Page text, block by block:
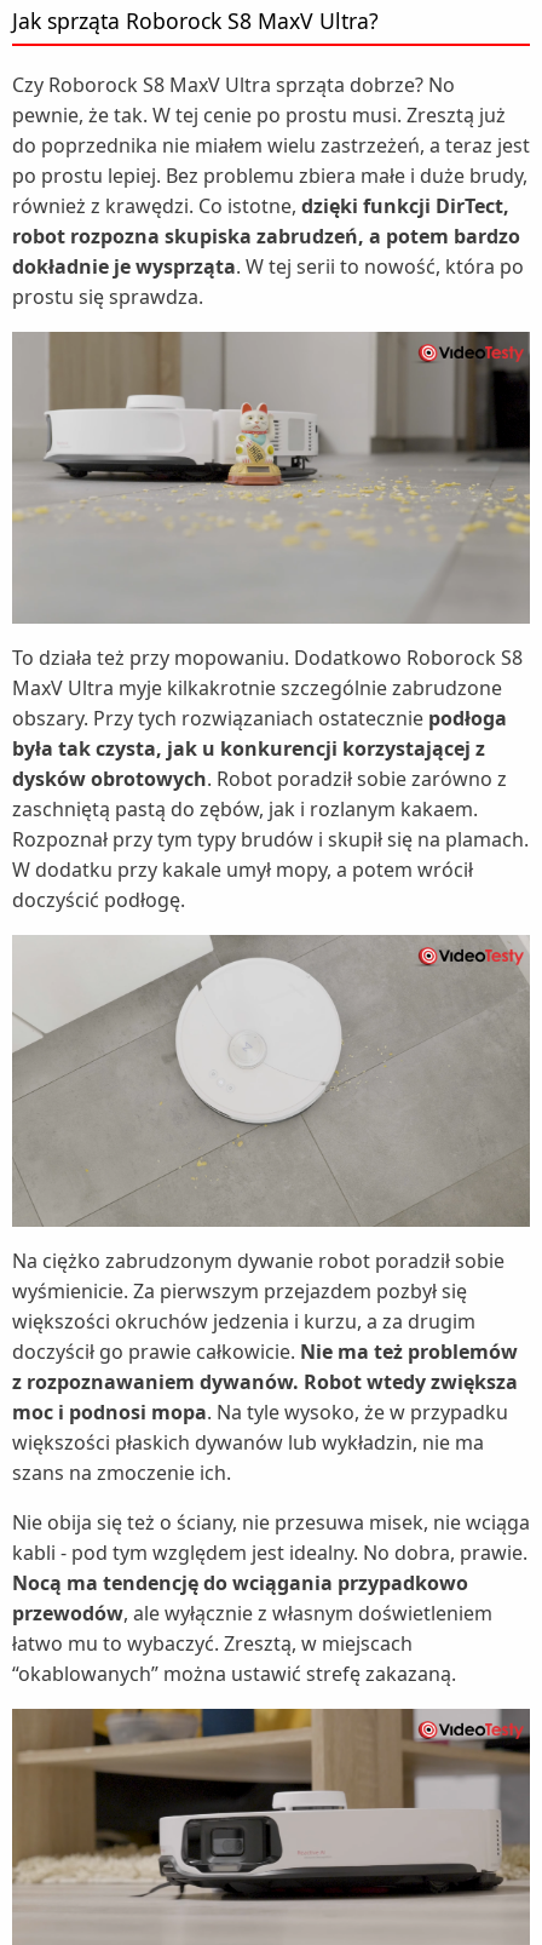
Jak sprząta Roborock S8 MaxV Ultra?
Czy Roborock S8 MaxV Ultra sprząta dobrze? No
pewnie, że tak. W tej cenie po prostu musi. Zresztą już
do poprzednika nie miałem wielu zastrzeżeń, a teraz jest
po prostu lepiej. Bez problemu zbiera małe i duże brudy,
również z krawędzi. Co istotne, dzięki funkcji DirTect,
robot rozpozna skupiska zabrudzeń, a potem bardzo
dokładnie je wysprząta. W tej serii to nowość, która po
prostu się sprawdza.
To działa też przy mopowaniu. Dodatkowo Roborock S8
MaxV Ultra myje kilkakrotnie szczególnie zabrudzone
obszary. Przy tych rozwiązaniach ostatecznie podłoga
była tak czysta, jak u konkurencji korzystającej z
dysków obrotowych. Robot poradził sobie zarówno z
zaschniętą pastą do zębów, jak i rozlanym kakaem.
Rozpoznał przy tym typy brudów i skupił się na plamach.
W dodatku przy kakale umył mopy, a potem wrócił
doczyścić podłogę.
Na ciężko zabrudzonym dywanie robot poradził sobie
wyśmienicie. Za pierwszym przejazdem pozbył się
większości okruchów jedzenia i kurzu, a za drugim
doczyścił go prawie całkowicie. Nie ma też problemów
z rozpoznawaniem dywanów. Robot wtedy zwiększa
moc i podnosi mopa. Na tyle wysoko, że w przypadku
większości płaskich dywanów lub wykładzin, nie ma
szans na zmoczenie ich.
Nie obija się też o ściany, nie przesuwa misek, nie wciąga
kabli - pod tym względem jest idealny. No dobra, prawie.
Nocą ma tendencję do wciągania przypadkowo
przewodów, ale wyłącznie z własnym doświetleniem
łatwo mu to wybaczyć. Zresztą, w miejscach
“okablowanych” można ustawić strefę zakazaną.